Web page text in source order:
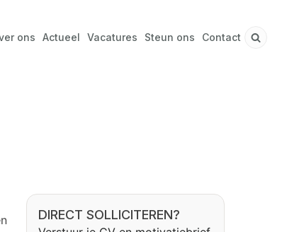
ons Actueel Vacatures Steun ons Contact
DIRECT SOLLICITEREN?